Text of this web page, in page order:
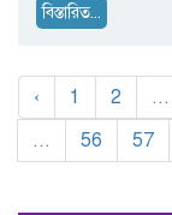
বিস্তারিত...
‹ 1 2 ...
...
56 57